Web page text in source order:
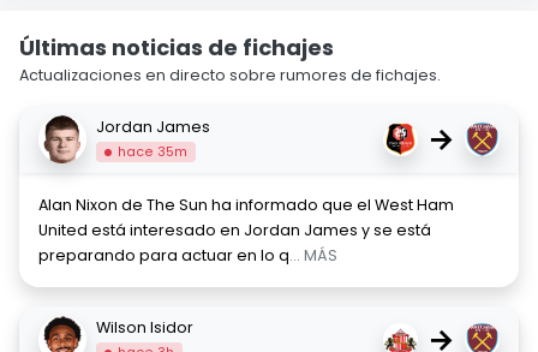
Últimas noticias de fichajes
Actualizaciones en directo sobre rumores de fichajes.
Jordan James
hace 35m →
Alan Nixon de The Sun ha informado que el West Ham
United está interesado en Jordan James y se está
preparando para actuar en lo q... MÁS
Wilson Isidor →